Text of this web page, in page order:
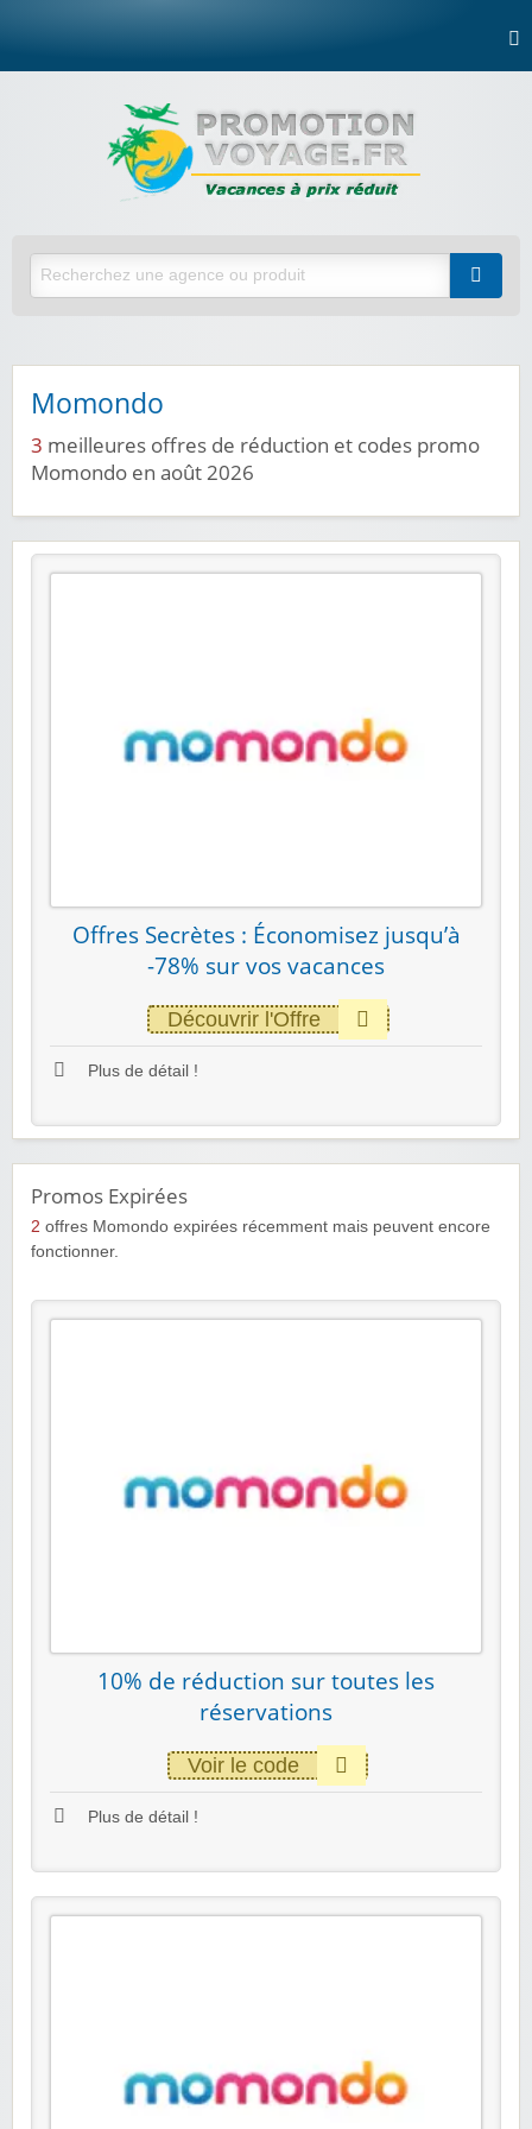
Momondo
3 meilleures offres de réduction et codes promo
Momondo en août 2026
Offres Secrètes : Économisez jusqu’à
-78% sur vos vacances
Découvrir l'Offre
Plus de détail !
Promos Expirées
2 offres Momondo expirées récemment mais peuvent encore
fonctionner.
10% de réduction sur toutes les
réservations
Voir le code
Plus de détail !